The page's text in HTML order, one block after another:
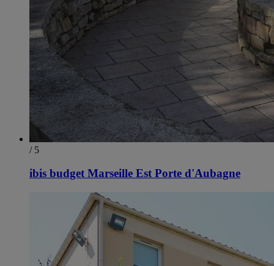
/ 5
ibis budget Marseille Est Porte d'Aubagne